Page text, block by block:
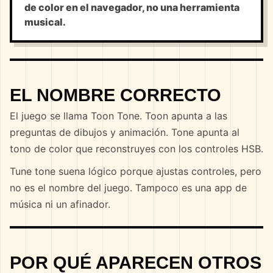
de color en el navegador, no una herramienta
musical.
EL NOMBRE CORRECTO
El juego se llama Toon Tone. Toon apunta a las
preguntas de dibujos y animación. Tone apunta al
tono de color que reconstruyes con los controles HSB.
Tune tone suena lógico porque ajustas controles, pero
no es el nombre del juego. Tampoco es una app de
música ni un afinador.
POR QUÉ APARECEN OTROS